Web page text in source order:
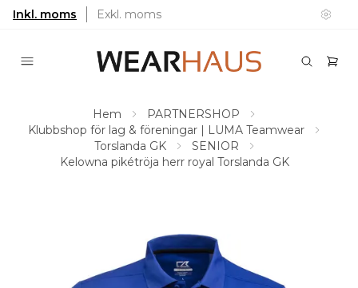
Inkl. moms Exkl. moms
Hem
PARTNERSHOP
Klubbshop för lag & föreningar | LUMA Teamwear
Torslanda GK
SENIOR
Kelowna pikétröja herr royal Torslanda GK